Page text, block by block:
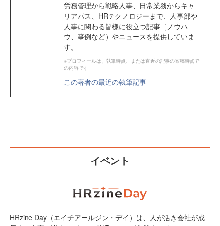
労務管理から戦略人事、日常業務からキャ
リアパス、HRテクノロジーまで、人事部や
人事に関わる皆様に役立つ記事（ノウハ
ウ、事例など）やニュースを提供していま
す。
※プロフィールは、執筆時点、または直近の記事の寄稿時点で
の内容です
この著者の最近の執筆記事
イベント
HRzine Day（エイチアールジン・デイ）は、人が活き会社が成